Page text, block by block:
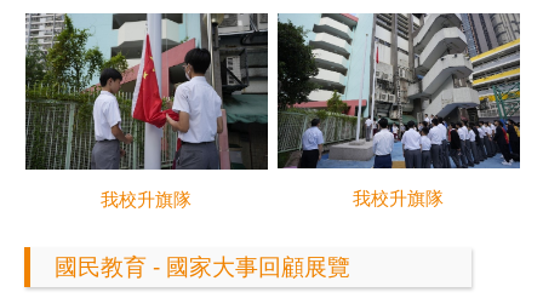
我校升旗隊 我校升旗隊
國民教育 - 國家大事回顧展覽